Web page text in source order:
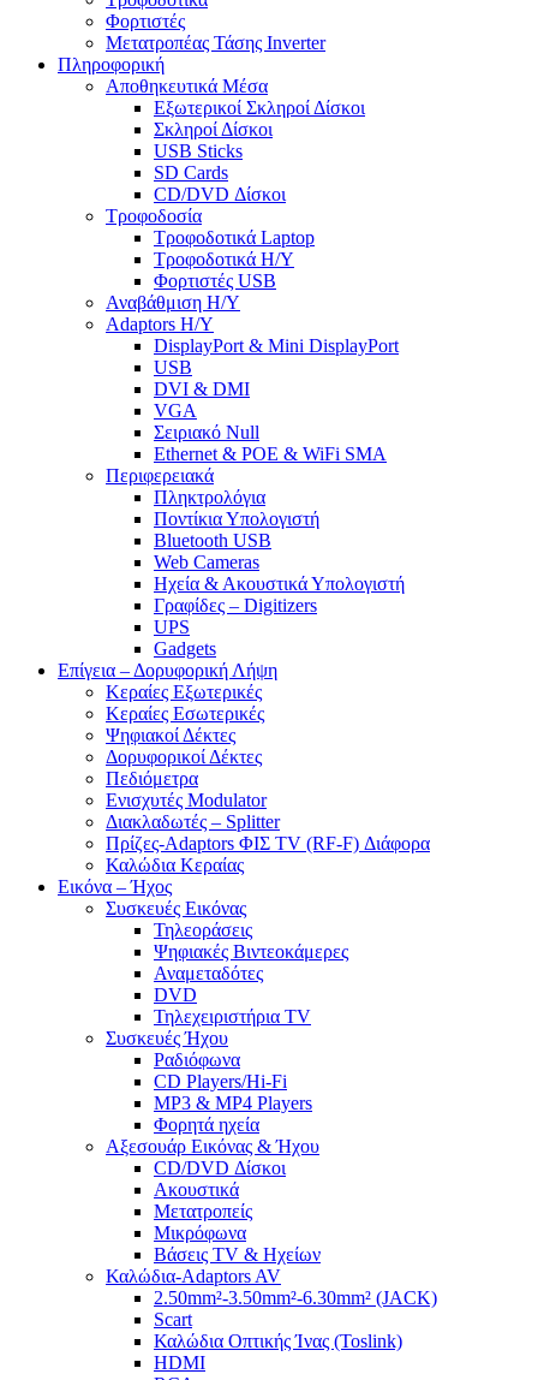
Φορτιστές
Μετατροπέας Τάσης Inverter
Πληροφορική
Αποθηκευτικά Μέσα
Εξωτερικοί Σκληροί Δίσκοι
Σκληροί Δίσκοι
USB Sticks
SD Cards
CD/DVD Δίσκοι
Τροφοδοσία
Τροφοδοτικά Laptop
Τροφοδοτικά Η/Υ
Φορτιστές USB
Αναβάθμιση Η/Υ
Adaptors Η/Υ
DisplayPort & Mini DisplayPort
USB
DVI & DMI
VGA
Σειριακό Null
Ethernet & POE & WiFi SMA
Περιφερειακά
Πληκτρολόγια
Ποντίκια Υπολογιστή
Bluetooth USB
Web Cameras
Ηχεία & Ακουστικά Υπολογιστή
Γραφίδες – Digitizers
UPS
Gadgets
Επίγεια – Δορυφορική Λήψη
Κεραίες Εξωτερικές
Κεραίες Εσωτερικές
Ψηφιακοί Δέκτες
Δορυφορικοί Δέκτες
Πεδιόμετρα
Ενισχυτές Modulator
Διακλαδωτές – Splitter
Πρίζες-Adaptors ΦΙΣ TV (RF-F) Διάφορα
Καλώδια Κεραίας
Εικόνα – Ήχος
Συσκευές Εικόνας
Τηλεοράσεις
Ψηφιακές Βιντεοκάμερες
Αναμεταδότες
DVD
Τηλεχειριστήρια TV
Συσκευές Ήχου
Ραδιόφωνα
CD Players/Hi-Fi
MP3 & MP4 Players
Φορητά ηχεία
Αξεσουάρ Εικόνας & Ήχου
CD/DVD Δίσκοι
Ακουστικά
Μετατροπείς
Μικρόφωνα
Βάσεις TV & Ηχείων
Καλώδια-Adaptors AV
2.50mm²-3.50mm²-6.30mm² (JACK)
Scart
Καλώδια Οπτικής Ίνας (Toslink)
HDMI